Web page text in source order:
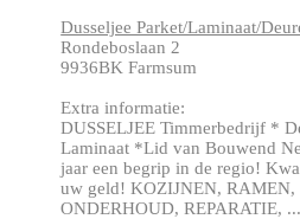
Dusseljee Parket/Laminaat/
Rondeboslaan 2
9936BK Farmsum
Extra informatie:
DUSSELJEE Timmerbedrijf *
Laminaat *Lid van Bouwend
jaar een begrip in de regio!
uw geld! KOZIJNEN,
ONDERHOUD, REPARATIE,